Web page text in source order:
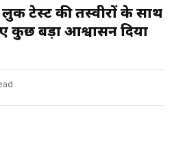
लुक टेस्ट की तस्वीरों के साथ
कुछ बड़ा आश्वासन दिया